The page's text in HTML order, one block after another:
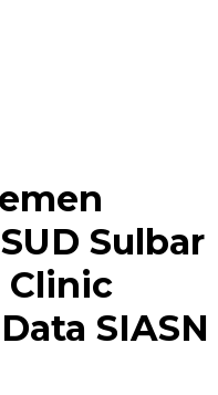
Sulbar
Clinic
SIASN